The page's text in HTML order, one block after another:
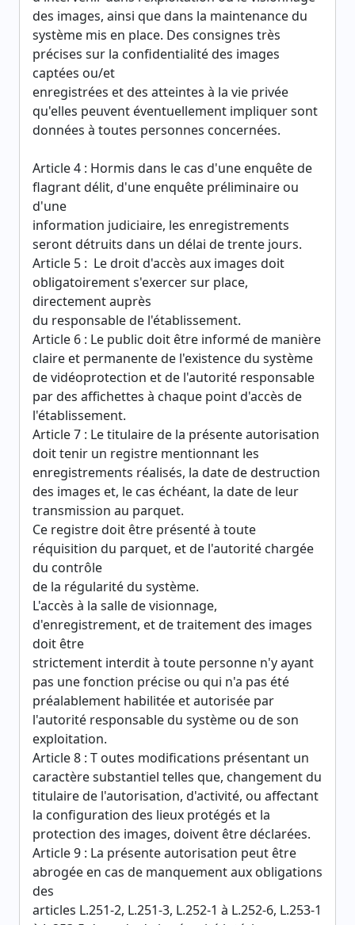
des images, ainsi que dans la maintenance du
système mis en place. Des consignes très
précises sur la confidentialité des images
captées ou/et
enregistrées et des atteintes à la vie privée
qu'elles peuvent éventuellement impliquer sont
données à toutes personnes concernées.
Article 4 : Hormis dans le cas d'une enquête de
flagrant délit, d'une enquête préliminaire ou
d'une
information judiciaire, les enregistrements
seront détruits dans un délai de trente jours.
Article 5 : Le droit d'accès aux images doit
obligatoirement s'exercer sur place,
directement auprès
du responsable de l'établissement.
Article 6 : Le public doit être informé de manière
claire et permanente de l'existence du système
de vidéoprotection et de l'autorité responsable
par des affichettes à chaque point d'accès de
l'établissement.
Article 7 : Le titulaire de la présente autorisation
doit tenir un registre mentionnant les
enregistrements réalisés, la date de destruction
des images et, le cas échéant, la date de leur
transmission au parquet.
Ce registre doit être présenté à toute
réquisition du parquet, et de l'autorité chargée
du contrôle
de la régularité du système.
L'accès à la salle de visionnage,
d'enregistrement, et de traitement des images
doit être
strictement interdit à toute personne n'y ayant
pas une fonction précise ou qui n'a pas été
préalablement habilitée et autorisée par
l'autorité responsable du système ou de son
exploitation.
Article 8 : T outes modifications présentant un
caractère substantiel telles que, changement du
titulaire de l'autorisation, d'activité, ou affectant
la configuration des lieux protégés et la
protection des images, doivent être déclarées.
Article 9 : La présente autorisation peut être
abrogée en cas de manquement aux obligations
des
articles L.251-2, L.251-3, L.252-1 à L.252-6, L.253-1